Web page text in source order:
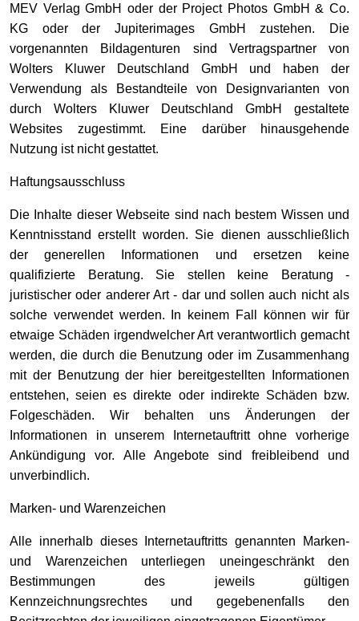
MEV Verlag GmbH oder der Project Photos GmbH & Co.
KG oder der Jupiterimages GmbH zustehen. Die
vorgenannten Bildagenturen sind Vertragspartner von
Wolters Kluwer Deutschland GmbH und haben der
Verwendung als Bestandteile von Designvarianten von
durch Wolters Kluwer Deutschland GmbH gestaltete
Websites zugestimmt. Eine darüber hinausgehende
Nutzung ist nicht gestattet.
Haftungsausschluss
Die Inhalte dieser Webseite sind nach bestem Wissen und
Kenntnisstand erstellt worden. Sie dienen ausschließlich
der generellen Informationen und ersetzen keine
qualifizierte Beratung. Sie stellen keine Beratung -
juristischer oder anderer Art - dar und sollen auch nicht als
solche verwendet werden. In keinem Fall können wir für
etwaige Schäden irgendwelcher Art verantwortlich gemacht
werden, die durch die Benutzung oder im Zusammenhang
mit der Benutzung der hier bereitgestellten Informationen
entstehen, seien es direkte oder indirekte Schäden bzw.
Folgeschäden. Wir behalten uns Änderungen der
Informationen in unserem Internetauftritt ohne vorherige
Ankündigung vor. Alle Angebote sind freibleibend und
unverbindlich.
Marken- und Warenzeichen
Alle innerhalb dieses Internetauftritts genannten Marken-
und Warenzeichen unterliegen uneingeschränkt den
Bestimmungen des jeweils gültigen
Kennzeichnungsrechtes und gegebenenfalls den